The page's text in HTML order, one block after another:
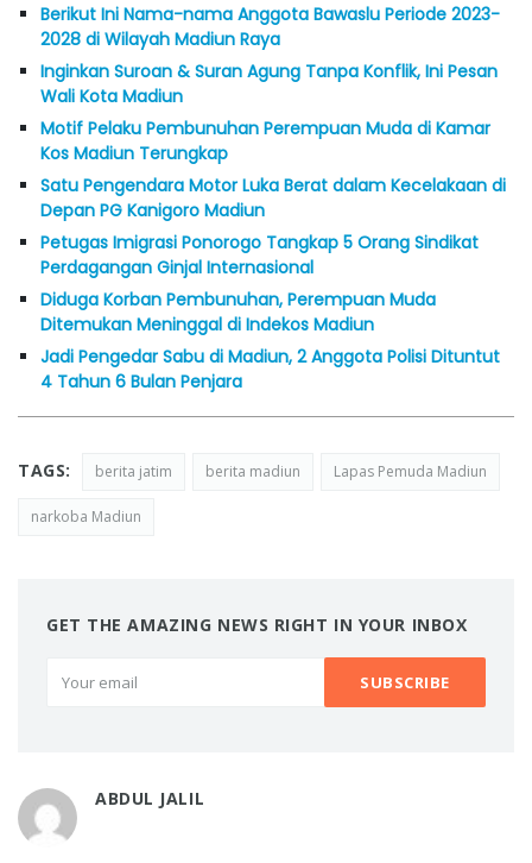
Berikut Ini Nama-nama Anggota Bawaslu Periode 2023-
2028 di Wilayah Madiun Raya
Inginkan Suroan & Suran Agung Tanpa Konflik, Ini Pesan
Wali Kota Madiun
Motif Pelaku Pembunuhan Perempuan Muda di Kamar
Kos Madiun Terungkap
Satu Pengendara Motor Luka Berat dalam Kecelakaan di
Depan PG Kanigoro Madiun
Petugas Imigrasi Ponorogo Tangkap 5 Orang Sindikat
Perdagangan Ginjal Internasional
Diduga Korban Pembunuhan, Perempuan Muda
Ditemukan Meninggal di Indekos Madiun
Jadi Pengedar Sabu di Madiun, 2 Anggota Polisi Dituntut
4 Tahun 6 Bulan Penjara
TAGS: berita jatim berita madiun Lapas Pemuda Madiun
narkoba Madiun
GET THE AMAZING NEWS RIGHT IN YOUR INBOX
ABDUL JALIL